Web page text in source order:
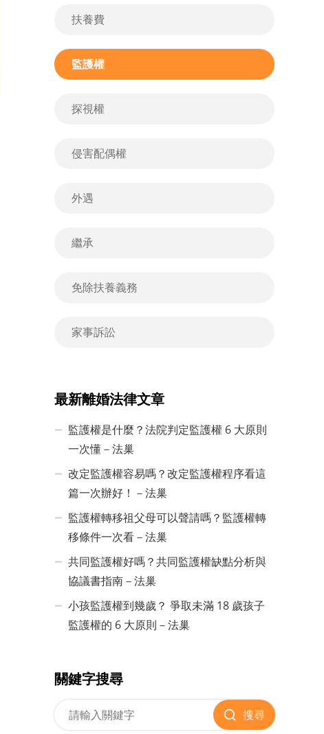
扶養費
監護權
探視權
侵害配偶權
外遇
繼承
免除扶養義務
家事訴訟
最新離婚法律文章
監護權是什麼？法院判定監護權 6 大原則
一次懂－法巢
改定監護權容易嗎？改定監護權程序看這
篇一次辦好！－法巢
監護權轉移祖父母可以聲請嗎？監護權轉
移條件一次看－法巢
共同監護權好嗎？共同監護權缺點分析與
協議書指南－法巢
小孩監護權到幾歲？ 爭取未滿 18 歲孩子
監護權的 6 大原則－法巢
關鍵字搜尋
搜尋